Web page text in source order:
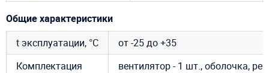
Общие характеристики
t эксплуатации, °C
от -25 до +35
Комплектация
вентилятор - 1 шт., оболочка,